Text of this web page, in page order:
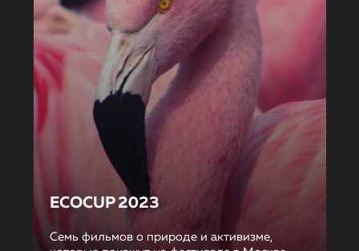
ECOCUP 2023
Семь фильмов о природе и активизме,